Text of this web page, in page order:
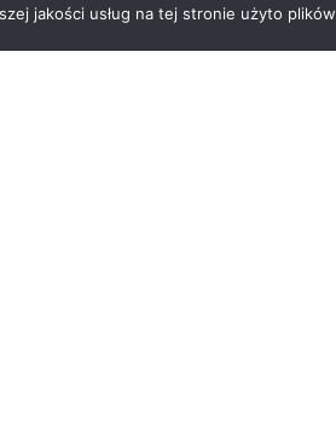
jakości usług na tej stronie użyto